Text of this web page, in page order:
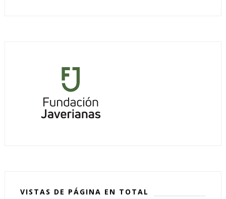
VISTAS DE PÁGINA EN TOTAL